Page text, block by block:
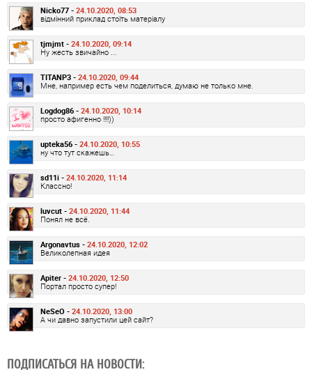
Nicko77 - 24.10.2020, 08:53
відмінний приклад стоїть матеріалу
tjmjmt - 24.10.2020, 09:14
Ну жесть звичайно ...
TITANP3 - 24.10.2020, 09:44
Мне, например есть чем поделиться, думаю не только мне.
Logdog86 - 24.10.2020, 10:14
просто афигенно !!!!))
upteka56 - 24.10.2020, 10:55
ну что тут скажешь…
sd11i - 24.10.2020, 11:14
Классно!
luvcut - 24.10.2020, 11:44
Понял не всё.
Argonavtus - 24.10.2020, 12:02
Великолепная идея
Apiter - 24.10.2020, 12:50
Портал просто супер!
NeSeO - 24.10.2020, 13:00
А чи давно запустили цей сайт?
ПОДПИСАТЬСЯ НА НОВОСТИ: